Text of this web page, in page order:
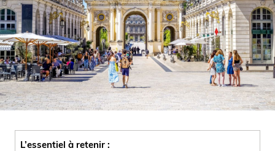
L’essentiel à retenir :